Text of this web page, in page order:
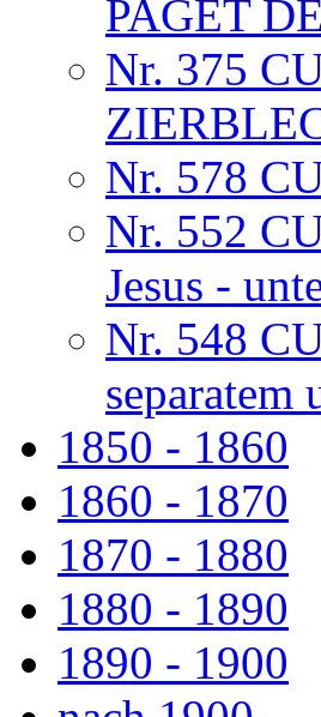
PAGET
Nr. 375
Nr. 578
Nr. 552
Jesus -
Nr. 548
separatem
1850 - 1860
1860 - 1870
1870 - 1880
1880 - 1890
1890 - 1900